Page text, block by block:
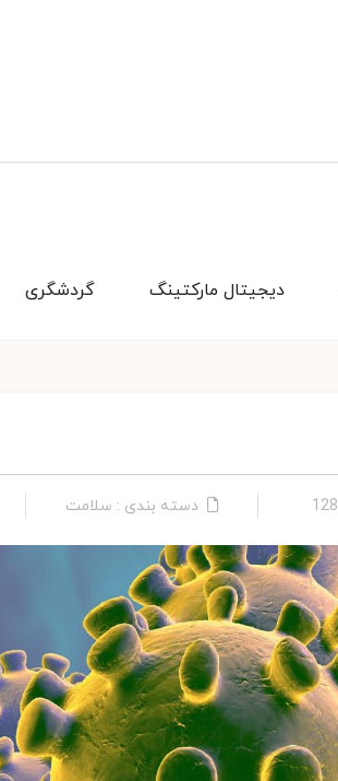
گردشگری دیجیتال مارکتینگ
دسته بندی : سلامت